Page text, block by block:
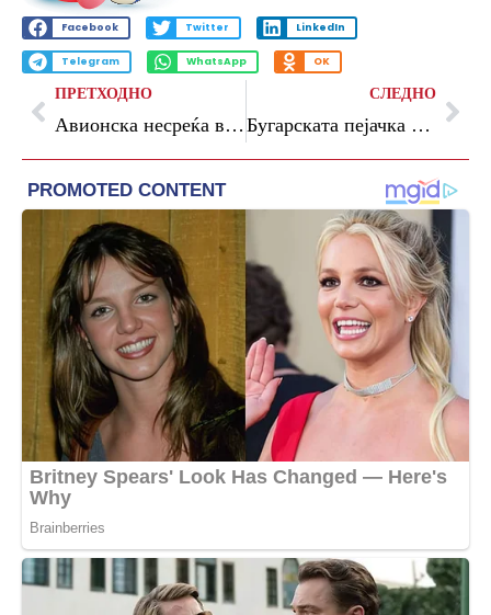
Facebook Twitter LinkedIn
Telegram WhatsApp OK
ПРЕТХОДНО
Авионска несреќа во Германија: Летало се урна во станбена зона, загинаа две лица
СЛЕДНО
Бугарската пејачка Дара победи на Евровизија со песната Бангаранга